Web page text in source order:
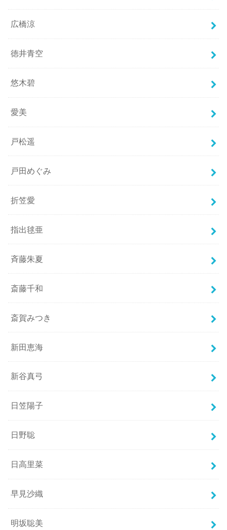
広橋涼
徳井青空
悠木碧
愛美
戸松遥
戸田めぐみ
折笠愛
指出毬亜
斉藤朱夏
斎藤千和
斎賀みつき
新田恵海
新谷真弓
日笠陽子
日野聡
日高里菜
早見沙織
明坂聡美